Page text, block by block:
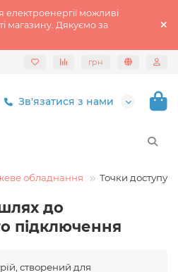
можливі
магазину. Дякуємо за
грн
Зв'язатися з нами
обладнання Точки доступу
до
підключення
створений для